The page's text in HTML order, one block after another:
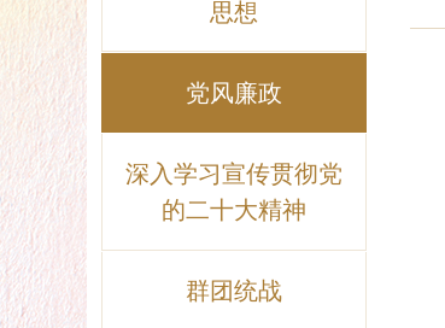
思想
党风廉政
深入学习宣传贯彻党
的二十大精神
群团统战